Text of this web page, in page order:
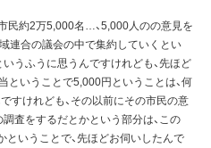
民約2万5,000名…、5,000人のの意見を
連合の議会の中で集約していくとい
うふうに思うんですけれども、先ほど
ということで5,000円ということは、何
すけれども、その以前にその市民の意
査をするだとかという部分は、この
いうことで、先ほどお伺いしたんで